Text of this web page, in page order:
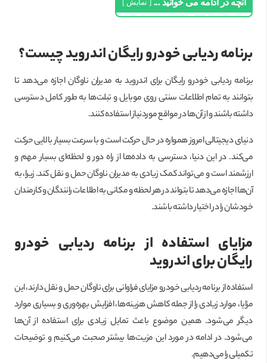
آنچه در ادامه می خوانید ... نمایش
برنامه ردیابی خودرو رایگان اندروید چیست؟
برنامه ردیابی خودرو رایگان برای اندروید به مدیران ناوگان اجازه می‌دهد تا
بتوانند به تمام اطلاعات سنتی روی موبایل و تبلت‌ها به طور کامل دسترسی
داشته باشند و از آن‌ها در مواقع موردنیاز استفاده کنند.
دنیای دیجیتالی امروز همواره در حال حرکت است و با سرعت بسیار بالایی حرکت
می‌کند. در این دنیا، دسترسی به داده‌ها از راه دور و لحظه‌ای بسیار مهم و
ارزشمند است و می‌تواند کمک زیادی به مدیران ناوگان حمل و نقل کند. زیرا، به
آن‌ها اجازه می‌دهد تا بتواند در هر لحظه و مکانی به اطلاعات رانندگان و کارمندان
خودشان را در اختیار داشته باشند.
مزایای استفاده از برنامه ردیابی خودرو
رایگان برای اندروید
استفاده از برنامه ردیابی خودرو مزایای فراوانی برای ناوگان حمل و نقل دارند، این
مزایا، موارد زیادی را از جمله کاهش هزینه‌ها، افزایش بهره‌وری و بسیاری موارد
دیگر می‌شود. همین موضوع باعث تمایل زیادی برای استفاده از آن‌ها
می‌شود. در ادامه در مورد این مزیت‌ها بیشتر صحبت می‌کنیم و توضیحات
تکمیلی را می‌دهیم.